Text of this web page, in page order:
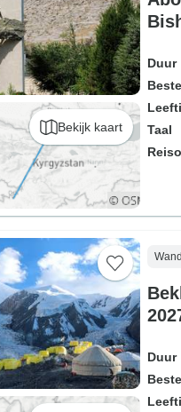
Bekijk kaart
Duur
Taal
Duur